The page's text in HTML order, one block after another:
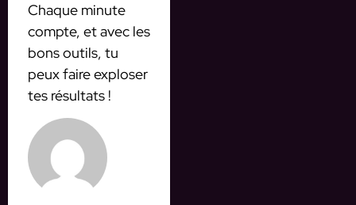
Chaque minute
compte, et avec les
bons outils, tu
peux faire exploser
tes résultats !